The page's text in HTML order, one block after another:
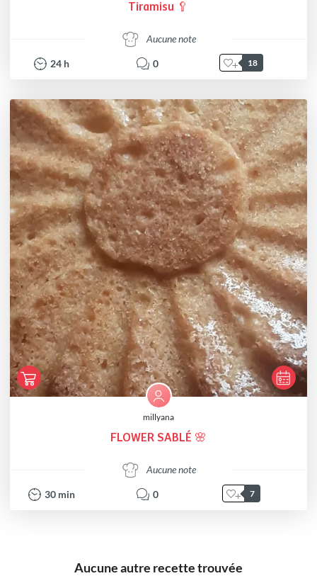
Tiramisu 🥄
Aucune note
24 h 0 18
millyana
FLOWER SABLÉ 🌸
Aucune note
30 min 0 7
Aucune autre recette trouvée